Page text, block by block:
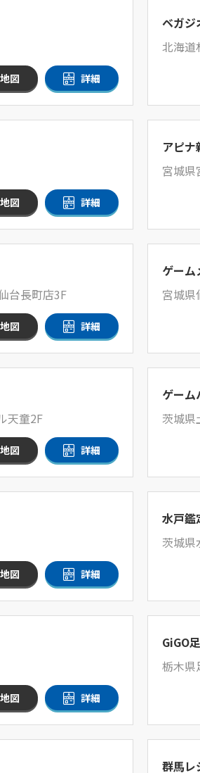
地図 詳細
ベガジ
北海道
地図 詳細
アピ
宮城県
台長町店3F
地図 詳細
ゲーム
宮城県
天童2F
地図 詳細
ゲーム
茨城県
地図 詳細
水戸
茨城県
地図 詳細
GiGO
栃木県
群馬レ